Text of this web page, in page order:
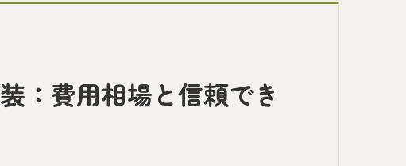
：費用相場と信頼でき